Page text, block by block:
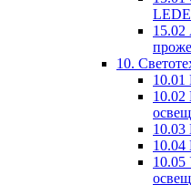
15.02
10.
10.01
10.02
10.03
10.05